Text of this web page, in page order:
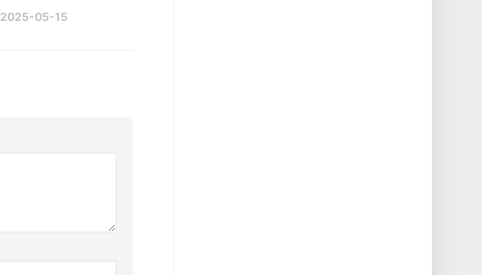
2025-05-15